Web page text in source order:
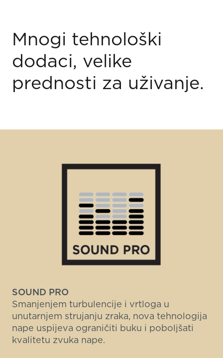
Mnogi tehnološki
dodaci, velike
prednosti za uživanje.
SOUND PRO
Smanjenjem turbulencije i vrtloga u
unutarnjem strujanju zraka, nova tehnologija
nape uspijeva ograničiti buku i poboljšati
kvalitetu zvuka nape.